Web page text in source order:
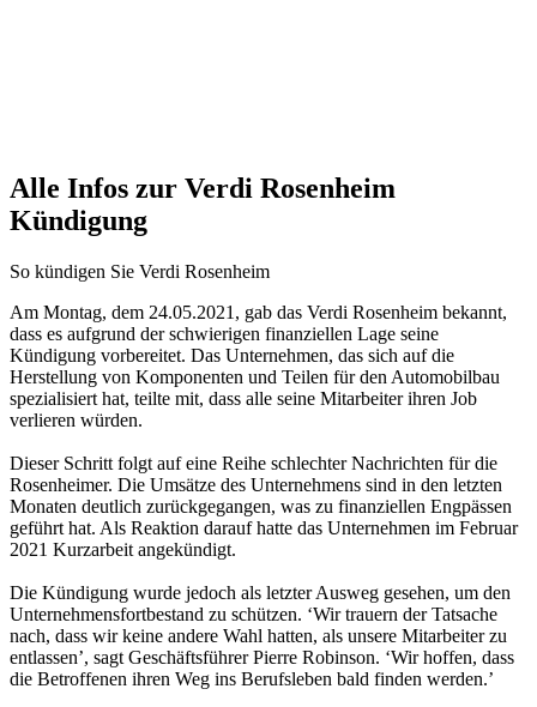
Alle Infos zur Verdi Rosenheim
Kündigung
So kündigen Sie Verdi Rosenheim
Am Montag, dem 24.05.2021, gab das Verdi Rosenheim bekannt,
dass es aufgrund der schwierigen finanziellen Lage seine
Kündigung vorbereitet. Das Unternehmen, das sich auf die
Herstellung von Komponenten und Teilen für den Automobilbau
spezialisiert hat, teilte mit, dass alle seine Mitarbeiter ihren Job
verlieren würden.
Dieser Schritt folgt auf eine Reihe schlechter Nachrichten für die
Rosenheimer. Die Umsätze des Unternehmens sind in den letzten
Monaten deutlich zurückgegangen, was zu finanziellen Engpässen
geführt hat. Als Reaktion darauf hatte das Unternehmen im Februar
2021 Kurzarbeit angekündigt.
Die Kündigung wurde jedoch als letzter Ausweg gesehen, um den
Unternehmensfortbestand zu schützen. ‘Wir trauern der Tatsache
nach, dass wir keine andere Wahl hatten, als unsere Mitarbeiter zu
entlassen’, sagt Geschäftsführer Pierre Robinson. ‘Wir hoffen, dass
die Betroffenen ihren Weg ins Berufsleben bald finden werden.’